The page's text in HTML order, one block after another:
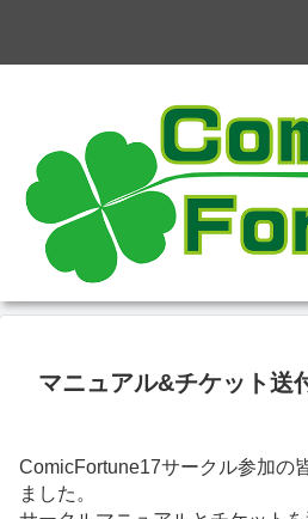
マニュアル&チケット送
ComicFortune17サークル参加の
ました。